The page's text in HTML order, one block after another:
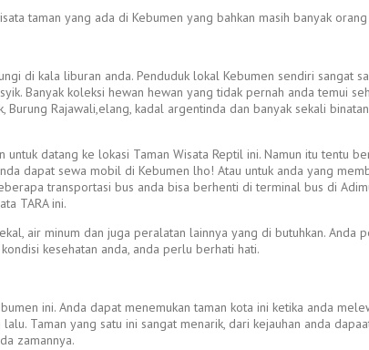
taman yang ada di Kebumen yang bahkan masih banyak
di kala liburan anda. Penduduk lokal Kebumen sendiri sangat
Banyak koleksi hewan hewan yang tidak pernah anda temui
Burung Rajawali,elang, kadal argentinda dan banyak sekali
datang ke lokasi Taman Wisata Reptil ini. Namun itu tentu
dapat sewa mobil di Kebumen lho! Atau untuk anda yang
transportasi bus anda bisa berhenti di terminal bus di
TARA ini.
air minum dan juga peralatan lainnya yang di butuhkan.
kesehatan anda, anda perlu berhati hati.
ini. Anda dapat menemukan taman kota ini ketika anda
Taman yang satu ini sangat menarik, dari kejauhan anda
zamannya.